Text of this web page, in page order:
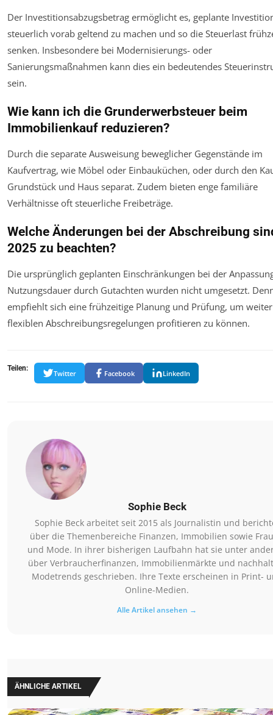
Der Investitionsabzugsbetrag ermöglicht es, geplante
steuerlich vorab geltend zu machen und so die Steuerlast
senken. Insbesondere bei Modernisierungs- oder
Sanierungsmaßnahmen kann dies ein bedeutendes
sein.
Wie kann ich die Grunderwerbsteuer beim
Immobilienkauf reduzieren?
Durch die separate Ausweisung beweglicher Gegenstände im
Kaufvertrag, wie Möbel oder Einbauküchen, oder durch den
Grundstück und Haus separat. Zudem bieten enge familiäre
Verhältnisse oft steuerliche Freibeträge.
Welche Änderungen bei der Abschreibung
2025 zu beachten?
Die ursprünglich geplanten Einschränkungen bei der
Nutzungsdauer durch Gutachten wurden nicht umgesetzt.
empfiehlt sich eine frühzeitige Planung und Prüfung, um
flexiblen Abschreibungsregelungen profitieren zu können.
Teilen:
Twitter Facebook LinkedIn
Sophie Beck
Sophie Beck arbeitet seit 2015 als Journalistin und
über die Themenbereiche Finanzen, Immobilien sowie
und Mode. In ihrer bisherigen Laufbahn hat sie unter
über Verbraucherfinanzen, Immobilienmärkte und
Modetrends geschrieben. Ihre Texte erscheinen in Print-
Online-Medien.
Alle Artikel ansehen →
ÄHNLICHE ARTIKEL